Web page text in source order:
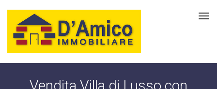
Vendita Villa di Lusso con